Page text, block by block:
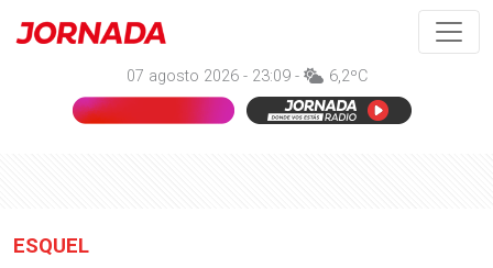
07 agosto 2026 - 23:09 - 6,2ºC
ESQUEL